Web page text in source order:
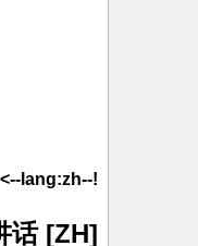
!--lang:zh-->
[ZH] 视频：新闻部长代表两圣地忠仆在开斋节之际发表讲话